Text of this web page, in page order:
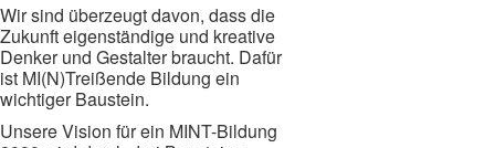
Wir sind überzeugt davon, dass die
Zukunft eigenständige und kreative
Denker und Gestalter braucht. Dafür
ist MI(N)Treißende Bildung ein
wichtiger Baustein.
Unsere Vision für ein MINT-Bildung